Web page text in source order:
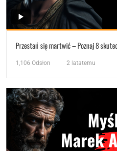
Przestań się martwić – Poznaj 8
1,106 Odsłon 2 latatemu